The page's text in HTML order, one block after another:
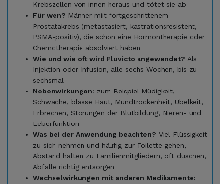
Krebszellen von innen heraus und tötet sie ab
Für wen? Männer miit fortgeschrittenem
Prostatakrebs (metastasiert, kastrationsresistent,
PSMA-positiv), die schon eine Hormontherapie oder
Chemotherapie absolviert haben
Wie und wie oft wird Pluvicto angewendet? Als
Injektion oder Infusion, alle sechs Wochen, bis zu
sechsmal
Nebenwirkungen: zum Beispiel Müdigkeit,
Schwäche, blasse Haut, Mundtrockenheit, Übelkeit,
Erbrechen, Störungen der Blutbildung, Nieren- und
Leberfunktion
Was bei der Anwendung beachten? Viel Flüssigkeit
zu sich nehmen und häufig zur Toilette gehen,
Abstand halten zu Familienmitgliedern, oft duschen,
Abfälle richtig entsorgen
Wechselwirkungen mit anderen Medikamente: